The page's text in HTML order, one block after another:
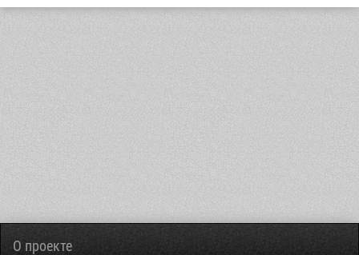
О проекте